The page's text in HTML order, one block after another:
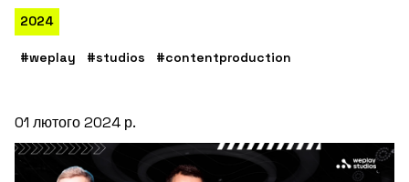
2024
#weplay #studios #contentproduction
01 лютого 2024 р.